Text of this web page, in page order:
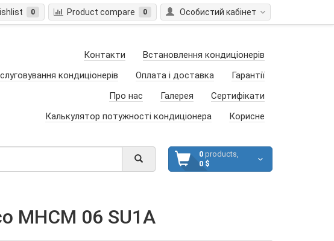
Особистий кабінет
0 Product compare 0
Контакти
Встановлення кондиціонерів
кондиціонерів
Оплата і доставка
Гарантії
Про нас
Галерея
Сертифікати
Калькулятор потужності кондиціонера
Корисне
0products,
0 $
MHCM 06 SU1A